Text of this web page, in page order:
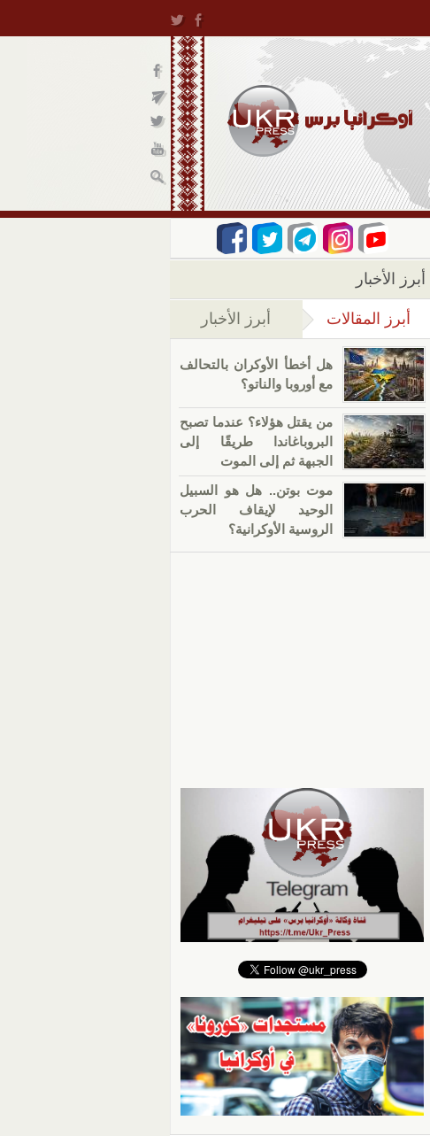
أبرز الأخبار
أبرز المقالات (علامة التبويب النشطة)
أبرز الأخبار
هل أخطأ الأوكران بالتحالف
مع أوروبا والناتو؟
من يقتل هؤلاء؟ عندما تصبح
البروباغاندا طريقًا إلى
الجبهة ثم إلى الموت
موت بوتن.. هل هو السبيل
الوحيد لإيقاف الحرب
الروسية الأوكرانية؟